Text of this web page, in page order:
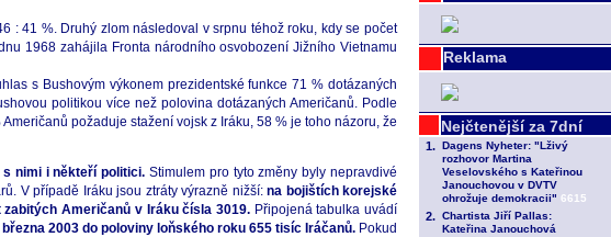
Reklama
: 41 %. Druhý zlom následoval v srpnu téhož roku, kdy se počet
1968 zahájila Fronta národního osvobození Jižního Vietnamu
s Bushovým výkonem prezidentské funkce 71 % dotázaných
politikou více než polovina dotázaných Američanů. Podle
požaduje stažení vojsk z Iráku, 58 % je toho názoru, že
nimi i někteří politici. Stimulem pro tyto změny byly nepravdivé
V případě Iráku jsou ztráty výrazně nižší:na bojištích korejské
Američanů v Iráku čísla 3019.Připojená tabulka uvádí
2003 do poloviny loňského roku 655 tisíc Iráčanů. Pokud